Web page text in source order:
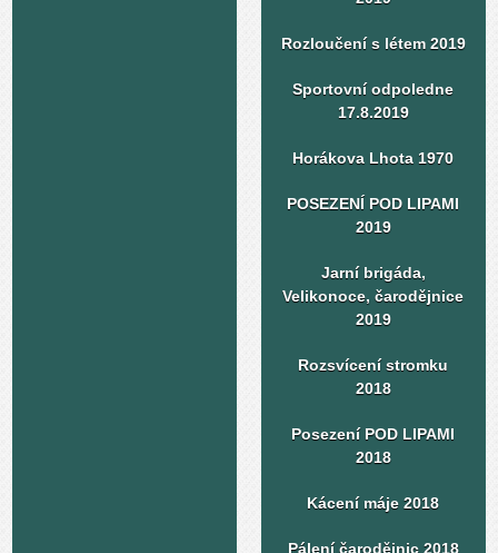
Rozloučení s létem 2019
Sportovní odpoledne
17.8.2019
Horákova Lhota 1970
POSEZENÍ POD LIPAMI
2019
Jarní brigáda,
Velikonoce, čarodějnice
2019
Rozsvícení stromku
2018
Posezení POD LIPAMI
2018
Kácení máje 2018
Pálení čarodějnic 2018